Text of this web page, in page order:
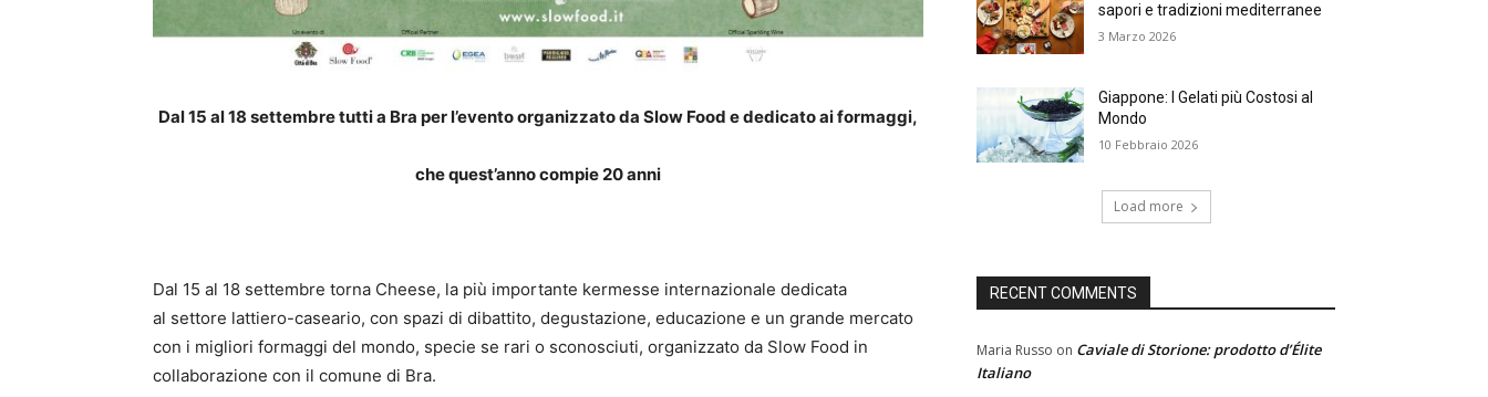
Dal 15 al 18 settembre tutti a Bra per l’evento organizzato da Slow Food e dedicato ai formaggi,
che quest’anno compie 20 anni
Dal 15 al 18 settembre torna Cheese, la più importante kermesse internazionale dedicata
al settore lattiero-caseario, con spazi di dibattito, degustazione, educazione e un grande mercato
con i migliori formaggi del mondo, specie se rari o sconosciuti, organizzato da Slow Food in
collaborazione con il comune di Bra.
sapori e tradizioni mediterranee
3 Marzo 2026
Giappone: I Gelati più Costosi al
Mondo
10 Febbraio 2026
Load more
RECENT COMMENTS
Maria Russo on Caviale di Storione: prodotto d’Élite
Italiano